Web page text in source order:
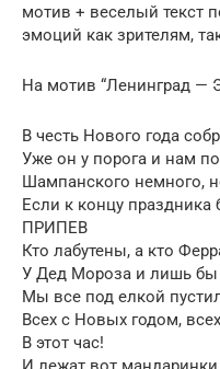
мотив + веселый текст
эмоций как зрителям,
На мотив “Ленинград —
В честь Нового года
Уже он у порога и нам
Шампанского немного,
Если к концу праздника
ПРИПЕВ
Кто лабутены, а кто
У Дед Мороза и лишь бы
Мы все под елкой
Всех с Новых годом,
В этот час!